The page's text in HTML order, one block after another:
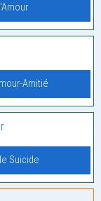
Amitié
Suicide